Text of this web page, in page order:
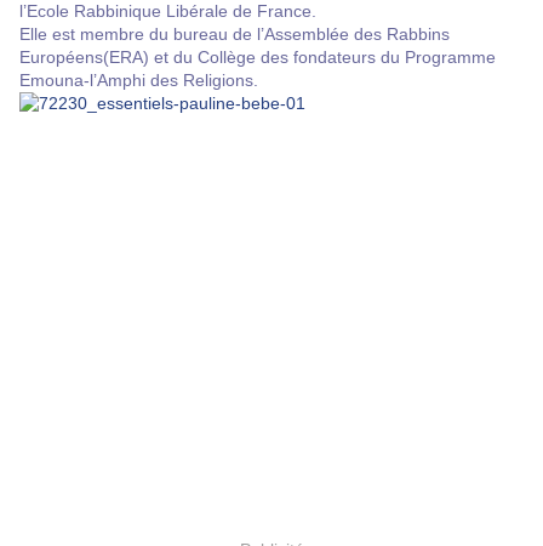
l’Ecole Rabbinique Libérale de France.
Elle est membre du bureau de l’Assemblée des Rabbins
Européens(ERA) et du Collège des fondateurs du Programme
Emouna-l’Amphi des Religions.